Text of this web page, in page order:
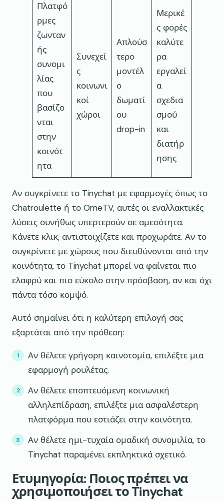
Πλατφό
ρμες
ζωνταν
ής
συνομι
λίας
που
βασίζο
νται
στην
κοινότ
ητα
Συνεχεί
ς
κοινωνι
κοί
χώροι
Απλούσ
τερο
μοντέλ
ο
δωματί
ου
drop-in
Μερικέ
ς φορές
καλύτε
ρα
εργαλεί
α
σχεδια
σμού
και
διατήρ
ησης
Αν συγκρίνετε το Tinychat με εφαρμογές όπως το
Chatroulette ή το OmeTV, αυτές οι εναλλακτικές
λύσεις συνήθως υπερτερούν σε αμεσότητα.
Κάνετε κλικ, αντιστοιχίζετε και προχωράτε. Αν το
συγκρίνετε με χώρους που διευθύνονται από την
κοινότητα, το Tinychat μπορεί να φαίνεται πιο
ελαφρύ και πιο εύκολο στην πρόσβαση, αν και όχι
πάντα τόσο κομψό.
Αυτό σημαίνει ότι η καλύτερη επιλογή σας
εξαρτάται από την πρόθεση:
Αν θέλετε γρήγορη καινοτομία, επιλέξτε μια
εφαρμογή ρουλέτας.
Αν θέλετε εποπτευόμενη κοινωνική
αλληλεπίδραση, επιλέξτε μια ασφαλέστερη
πλατφόρμα που εστιάζει στην κοινότητα.
Αν θέλετε ημι-τυχαία ομαδική συνομιλία, το
Tinychat παραμένει εκπληκτικά σχετικό.
Ετυμηγορία: Ποιος πρέπει να
χρησιμοποιήσει το Tinychat